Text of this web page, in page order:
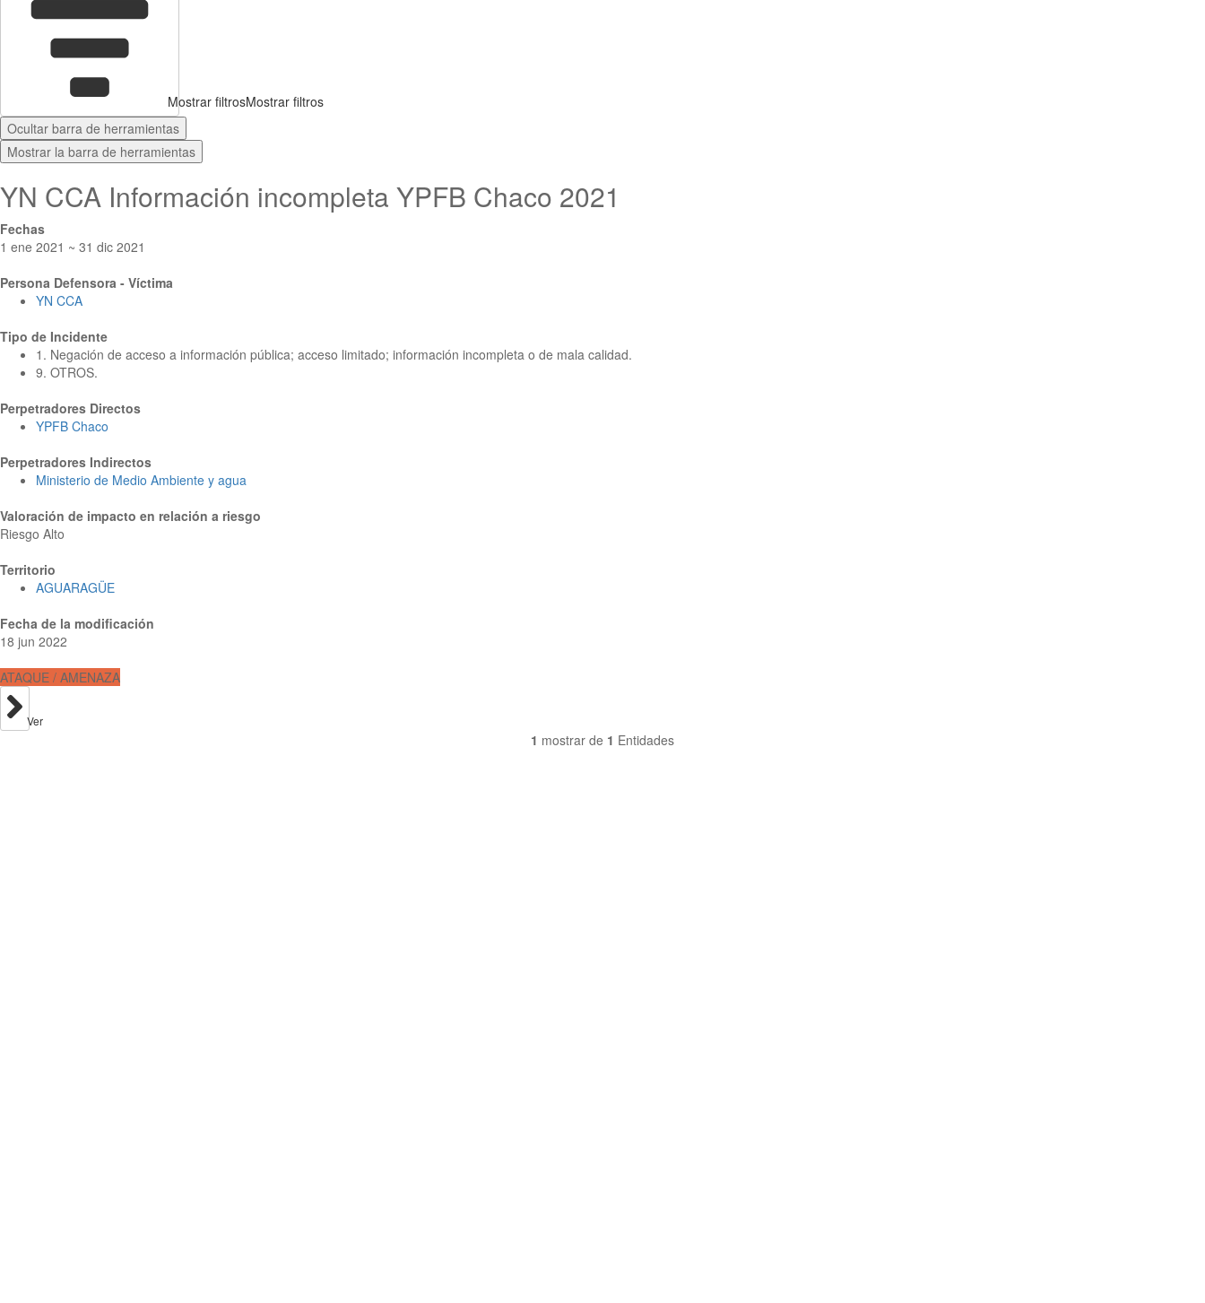
Mostrar filtrosMostrar filtros
Ocultar barra de herramientas
Mostrar la barra de herramientas
YN CCA Información incompleta YPFB Chaco 2021
Fechas
1 ene 2021 ~ 31 dic 2021
Persona Defensora - Víctima
YN CCA
Tipo de Incidente
1. Negación de acceso a información pública; acceso limitado; información incompleta o de mala calidad.
9. OTROS.
Perpetradores Directos
YPFB Chaco
Perpetradores Indirectos
Ministerio de Medio Ambiente y agua
Valoración de impacto en relación a riesgo
Riesgo Alto
Territorio
AGUARAGÜE
Fecha de la modificación
18 jun 2022
ATAQUE / AMENAZA
Ver
1 mostrar de 1 Entidades